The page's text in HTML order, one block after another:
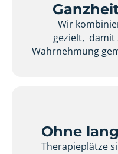
Wir
gezielt, damit
Wahrnehmung
Ohne
Therapieplätze